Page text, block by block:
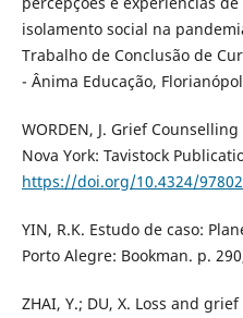
isolamento social na
Trabalho de Conclusão de
- Ânima Educação,
WORDEN, J. Grief
Nova York: Tavistock
https://doi.org/10.4324/
YIN, R.K. Estudo de caso:
Porto Alegre: Bookman. p.
ZHAI, Y.; DU, X. Loss and